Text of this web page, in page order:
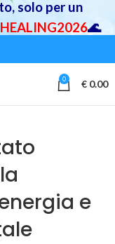
0 € 0.00
e
solo per un
HEALING2026🌊